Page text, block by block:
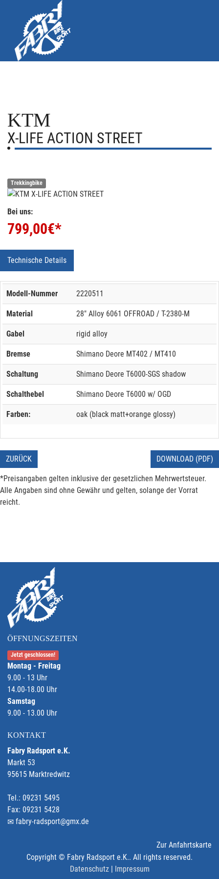
KTM
X-LIFE ACTION STREET
Trekkingbike
Bei uns:
799,00€*
Technische Details
Modell-Nummer 2220511
Material 28" Alloy 6061 OFFROAD / T-2380-M
Gabel rigid alloy
Bremse Shimano Deore MT402 / MT410
Schaltung Shimano Deore T6000-SGS shadow
Schalthebel Shimano Deore T6000 w/ OGD
Farben: oak (black matt+orange glossy)
ZURÜCK DOWNLOAD (PDF)
*Preisangaben gelten inklusive der gesetzlichen Mehrwertsteuer.
Alle Angaben sind ohne Gewähr und gelten, solange der Vorrat
reicht.
ÖFFNUNGSZEITEN
Jetzt geschlossen!
Montag - Freitag
9.00 - 13 Uhr
14.00-18.00 Uhr
Samstag
9.00 - 13.00 Uhr
KONTAKT
Fabry Radsport e.K.
Markt 53
95615 Marktredwitz
Tel.: 09231 5495
Fax: 09231 5428
fabry-radsport@gmx.de
Zur Anfahrtskarte
Copyright © Fabry Radsport e.K.. All rights reserved.
Datenschutz| Impressum